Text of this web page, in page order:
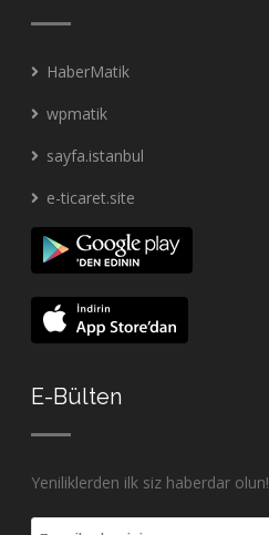
HaberMatik
wpmatik
sayfa.istanbul
e-ticaret.site
E-Bülten
Yeniliklerden ilk siz haberdar olun!